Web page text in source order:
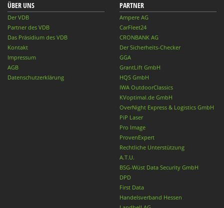
ÜBER UNS
Der VDB
Partner des VDB
Das Präsidium des VDB
Kontakt
Impressum
AGB
Datenschutzerklärung
PARTNER
Ampere AG
CarFleet24
CRONBANK AG
Der Sicherheits-Checker
GGA
GrantLift GmbH
HQS GmbH
IWA OutdoorClassics
KVoptimal.de GmbH
OverNight Express & Logistics GmbH
PiP Laser
Pro Image
ProvenExpert
Rechtliche Unterstützung
A.T.U.
BSG-Wüst Data Security GmbH
DPD
First Data
Handelsverband Hessen